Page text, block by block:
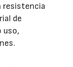
resistencia
de
uso,